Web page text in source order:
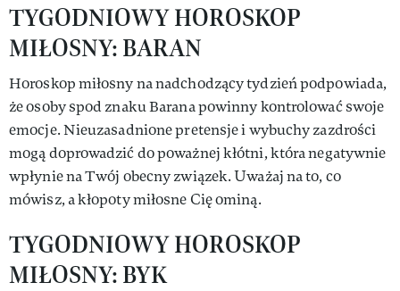
TYGODNIOWY HOROSKOP
MIŁOSNY: BARAN
Horoskop miłosny na nadchodzący tydzień podpowiada,
że osoby spod znaku Barana powinny kontrolować swoje
emocje. Nieuzasadnione pretensje i wybuchy zazdrości
mogą doprowadzić do poważnej kłótni, która negatywnie
wpłynie na Twój obecny związek. Uważaj na to, co
mówisz, a kłopoty miłosne Cię ominą.
TYGODNIOWY HOROSKOP
MIŁOSNY: BYK